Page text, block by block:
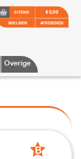
Overige
0 ITEMS
BEKIJKEN
€ 0,00
AFREKENEN
B